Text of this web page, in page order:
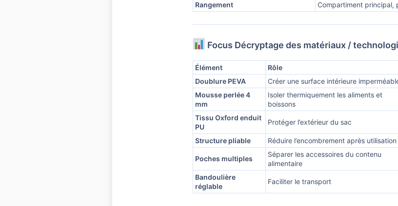
Rangement
Compartiment principal,
Focus Décryptage des matériaux /
Élément Rôle
Doublure PEVA
Créer une surface intérieure
Mousse perlée 4
mm
Isoler thermiquement les aliments et
boissons
Tissu Oxford enduit
PU
Protéger l’extérieur du sac
Structure pliable
Réduire l’encombrement après utilisation
Poches multiples
Séparer les accessoires du contenu
alimentaire
Bandoulière
réglable
Faciliter le transport